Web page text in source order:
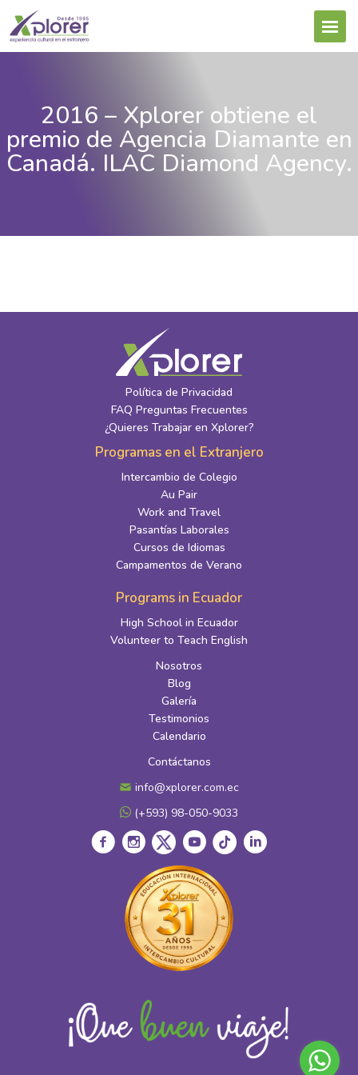
2016 – Xplorer obtiene el
premio de Agencia Diamante en
Canadá. ILAC Diamond Agency.
Política de Privacidad
FAQ Preguntas Frecuentes
¿Quieres Trabajar en Xplorer?
Programas en el Extranjero
Intercambio de Colegio
Au Pair
Work and Travel
Pasantías Laborales
Cursos de Idiomas
Campamentos de Verano
Programs in Ecuador
High School in Ecuador
Volunteer to Teach English
Nosotros
Blog
Galería
Testimonios
Calendario
Contáctanos
info@xplorer.com.ec
(+593) 98-050-9033